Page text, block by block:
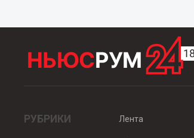
РУБРИКИ Лента